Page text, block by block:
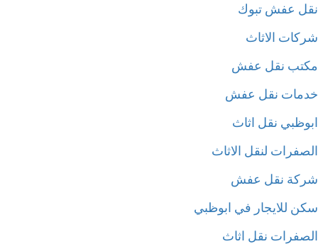
عفش تبوك
الاثاث
نقل عفش
نقل عفش
نقل اثاث
لنقل الاثاث
نقل عفش
للايجار في ابوظبي
نقل اثاث